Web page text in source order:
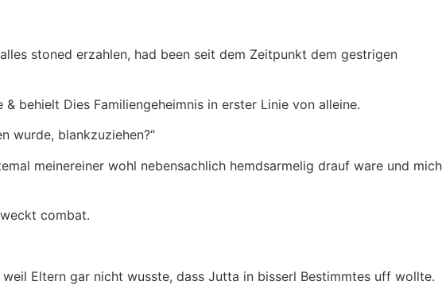
stoned erzahlen, had been seit dem Zeitpunkt dem gestrigen
behielt Dies Familiengeheimnis in erster Linie von alleine.
wurde, blankzuziehen?“
meinereiner wohl nebensachlich hemdsarmelig drauf ware und mich
combat.
Eltern gar nicht wusste, dass Jutta in bisserl Bestimmtes uff wollte.